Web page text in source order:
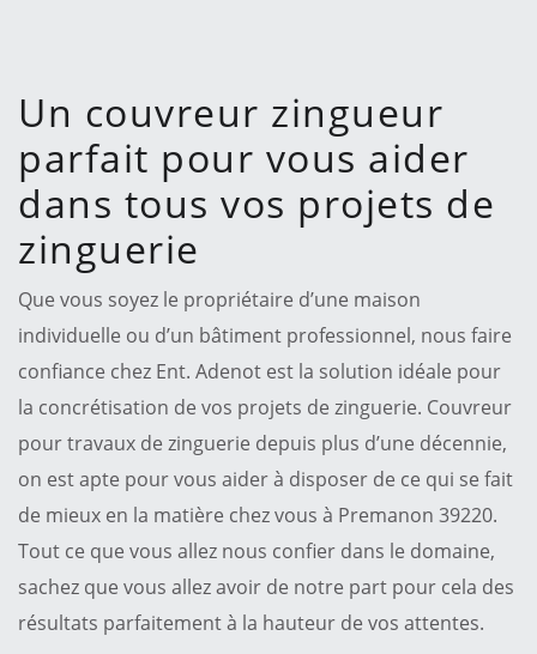
Un couvreur zingueur
parfait pour vous aider
dans tous vos projets de
zinguerie
Que vous soyez le propriétaire d’une maison
individuelle ou d’un bâtiment professionnel, nous faire
confiance chez Ent. Adenot est la solution idéale pour
la concrétisation de vos projets de zinguerie. Couvreur
pour travaux de zinguerie depuis plus d’une décennie,
on est apte pour vous aider à disposer de ce qui se fait
de mieux en la matière chez vous à Premanon 39220.
Tout ce que vous allez nous confier dans le domaine,
sachez que vous allez avoir de notre part pour cela des
résultats parfaitement à la hauteur de vos attentes.